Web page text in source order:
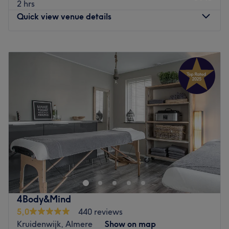
en streven ernaar om aan alle behoeften van hun klanten
te voldoen.
Gespecialiseerd in: massage en Chinese geneeskunde 黄
Gebruikte merken en producten: gedroogd moxakruid
Klanten hebben de keuze om te kiezen welke essentiële
olie ze voor hun massage willen gebruiken, alle opties
zijn zonder extra kosten
Go to venue
2 hrs
Quick view venue details
Tuesday
17:15
10:00– 17:15
Closed
10:00–17:15
Saturday
Closed
Sunday
Closed
Soul&Massage Women's Paradise (ONLY FOR Women) in
Almere is de plek om even helemaal te ontspannen. Met
verschillende massages wordt ervoor gezorgd dat jij
helemaal ontspant. Door de combinatie van kennis,
ervaring en de juiste producten bereikt eigenaresse
Anastasiia fantastische resultaten. Welke behandeling je
ook kiest, je verlaat tevreden de salon.
4Body&Mind
5,0
440 reviews
Kruidenwijk, Almere
Show on map